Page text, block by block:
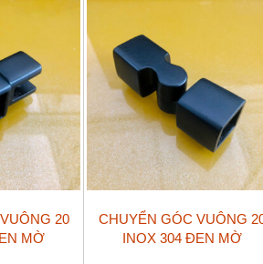
đến
685.000 ₫
chọn
thể
được
chọn
trang
sản
phẩm
20
MỜ
CHUYỂN GÓC VUÔNG
INOX 304 ĐEN MỜ